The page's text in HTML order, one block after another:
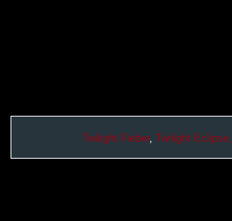
Twilight Fieber, Twilight Eclipse,